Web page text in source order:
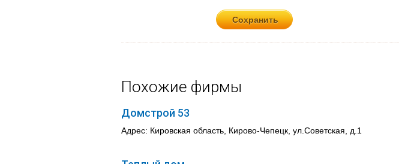
Похожие фирмы
Домстрой 53
Адрес: Кировская область, Кирово-Чепецк, ул.Советская, д.1